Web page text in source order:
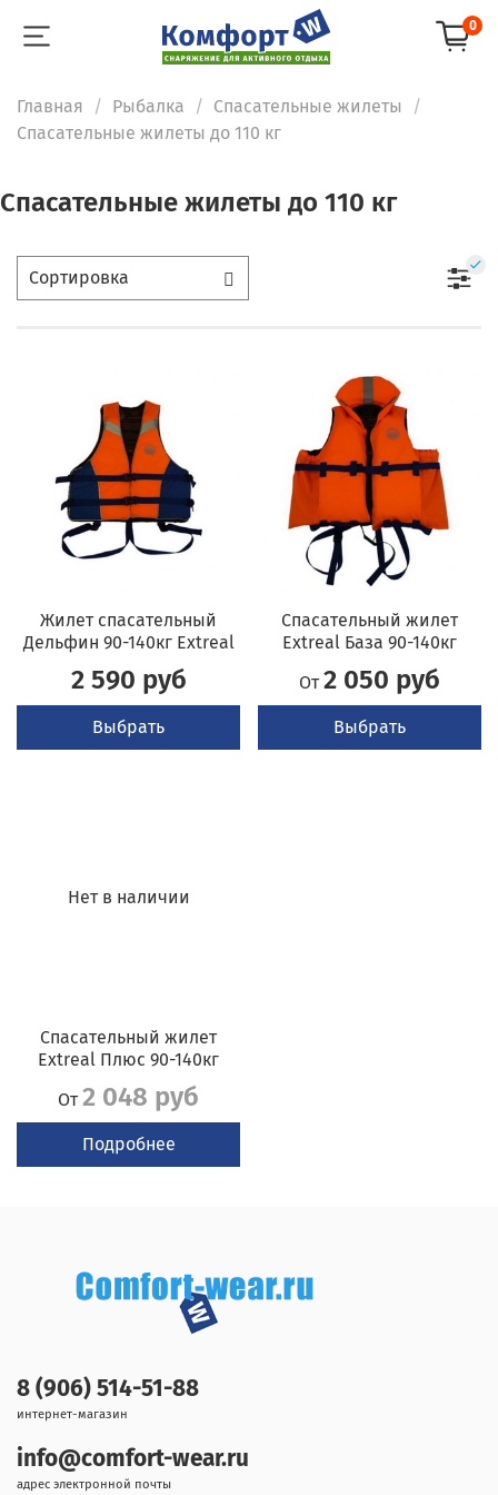
0
Главная Рыбалка
Спасательные жилеты
Спасательные жилеты до 110 кг
Спасательные жилеты до 110 кг
Жилет спасательный
Дельфин 90-140кг Extreal
2 590 руб
Выбрать
Спасательный жилет
Extreal База 90-140кг
От 2 050 руб
Выбрать
Нет в наличии
Спасательный жилет
Extreal Плюс 90-140кг
От 2 048 руб
Подробнее
8 (906) 514-51-88
интернет-магазин
info@comfort-wear.ru
адрес электронной почты